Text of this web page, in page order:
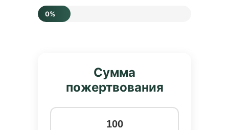
0%
Сумма
пожертвования
100